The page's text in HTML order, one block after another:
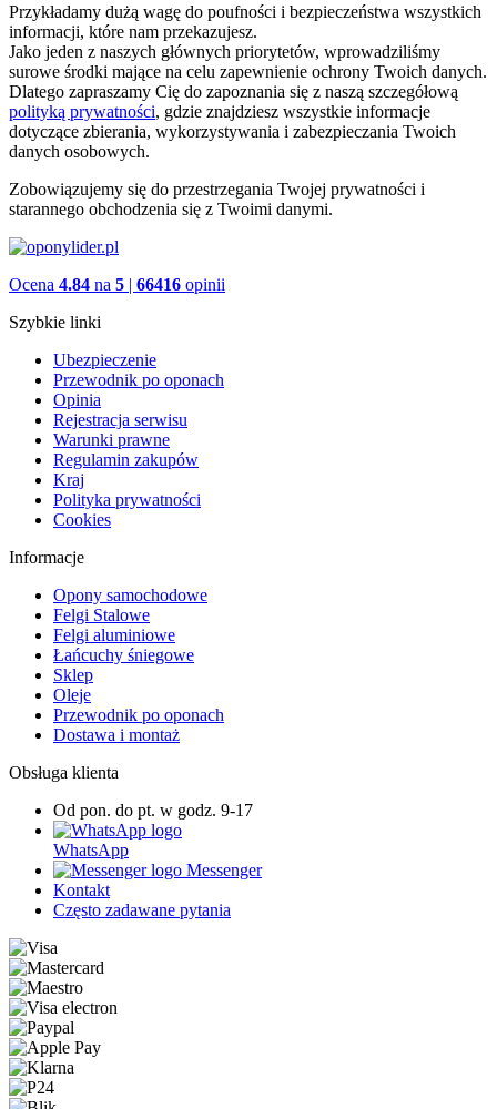
Przykładamy dużą wagę do poufności i bezpieczeństwa wszystkich
informacji, które nam przekazujesz.
Jako jeden z naszych głównych priorytetów, wprowadziliśmy
surowe środki mające na celu zapewnienie ochrony Twoich danych.
Dlatego zapraszamy Cię do zapoznania się z naszą szczegółową
polityką prywatności, gdzie znajdziesz wszystkie informacje
dotyczące zbierania, wykorzystywania i zabezpieczania Twoich
danych osobowych.
Zobowiązujemy się do przestrzegania Twojej prywatności i
starannego obchodzenia się z Twoimi danymi.
Ocena 4.84 na 5 | 66416 opinii
Szybkie linki
Ubezpieczenie
Przewodnik po oponach
Opinia
Rejestracja serwisu
Warunki prawne
Regulamin zakupów
Kraj
Polityka prywatności
Cookies
Informacje
Opony samochodowe
Felgi Stalowe
Felgi aluminiowe
Łańcuchy śniegowe
Sklep
Oleje
Przewodnik po oponach
Dostawa i montaż
Obsługa klienta
Od pon. do pt. w godz. 9-17
WhatsApp
Messenger
Kontakt
Często zadawane pytania